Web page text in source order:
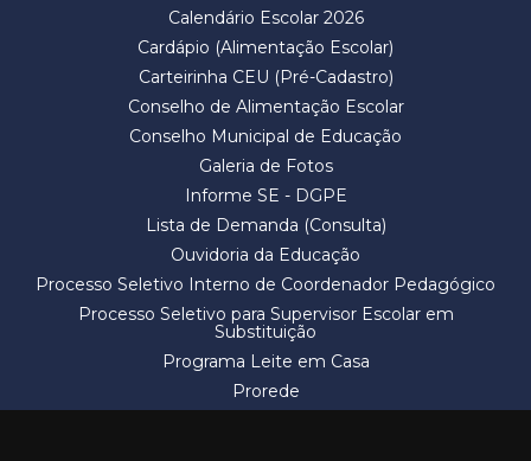
Calendário Escolar 2026
Cardápio (Alimentação Escolar)
Carteirinha CEU (Pré-Cadastro)
Conselho de Alimentação Escolar
Conselho Municipal de Educação
Galeria de Fotos
Informe SE - DGPE
Lista de Demanda (Consulta)
Ouvidoria da Educação
Processo Seletivo Interno de Coordenador Pedagógico
Processo Seletivo para Supervisor Escolar em
Substituição
Programa Leite em Casa
Prorede